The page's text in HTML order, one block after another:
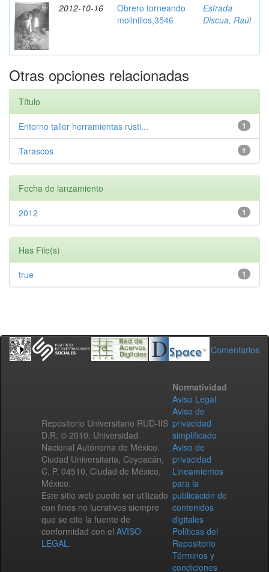
2012-10-16
Obrero torneando
molinillos,3546
Estrada
Discua, Raúl
Otras opciones relacionadas
Título
1
Entorno taller herramientas rusti...
1
Tarascos
Fecha de lanzamiento
1
2012
Has File(s)
1
true
Comentarios
Repositorio Universitario RUD-IIS
D.R. © 2010. Universidad
Nacional Autónoma de México.
Ciudad Universitaria, Coyoacán,
C. P. 04510, Ciudad de México,
México.
Este sitio web puede ser utilizado
con fines no lucrativos siempre
que se cite la fuente de
conformidad con el AVISO
LEGAL.
Normatividad
Aviso Legal
Aviso de
privacidad
simplificado
Aviso de
privacidad
Lineamientos
para la
publicación de
contenidos
digitales
Políticas del
Repositorio
Términos y
condiciones